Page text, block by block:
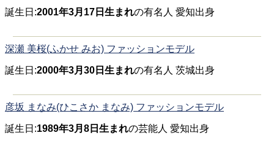
誕生日:2001年3月17日生まれの有名人 愛知出身
深瀬 美桜(ふかせ みお) ファッションモデル
誕生日:2000年3月30日生まれの有名人 茨城出身
彦坂 まなみ(ひこさか まなみ) ファッションモデル
誕生日:1989年3月8日生まれの芸能人 愛知出身